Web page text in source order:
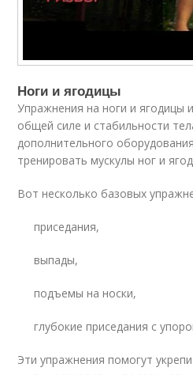
Ноги и ягодицы
Упражнения на ноги и ягодицы
общей силе и стабильности
дополнительного
тренировать мускулы ног и
Вот несколько базовых
приседания,
выпады,
подъемы на носки,
глубокие приседания с
Эти упражнения помогут